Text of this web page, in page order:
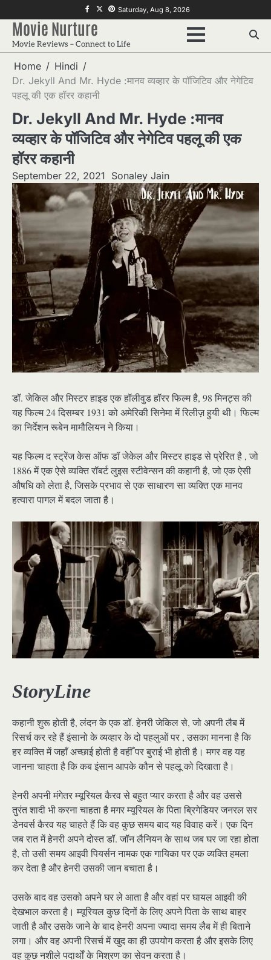
to
content
f twitterpinterest
Saturday, Aug 8, 2026
Movie Nurture
Movie Reviews – Connect to Life
Home
Hindi
Dr. Jekyll And Mr. Hyde :मानव व्यव्हार के पॉजिटिव और नेगेटिव
पहलू की एक हॉरर कहानी
Dr. Jekyll And Mr. Hyde :मानव
व्यव्हार के पॉजिटिव और नेगेटिव पहलू की एक
हॉरर कहानी
September 22, 2021 Sonaley Jain
डॉ. जेकिल और मिस्टर हाइड एक हॉलीवुड हॉरर फिल्म है, 98 मिनट्स की
यह फिल्म 24 दिसम्बर 1931 को अमेरिकी सिनेमा में रिलीज़ हुयी थी। फिल्म
का निर्देशन रूबेन मामौलियन ने किया।
यह फिल्म द स्ट्रेंज केस ऑफ डॉ जेकेल और मिस्टर हाइड से प्रेरित है , जो
1886 में एक ऐसे व्यक्ति रॉबर्ट लुइस स्टीवेन्सन की कहानी है, जो एक ऐसी
औषधि को लेता है, जिसके प्रभाव से एक साधारण सा व्यक्ति एक मानव
हत्यारा पागल में बदल जाता है।
StoryLine
कहानी शुरू होती है, लंदन के एक डॉ. हेनरी जेकिल से, जो अपनी लैब में
रिसर्च कर रहे हैं इंसानो के व्यव्हार के दो पहलुओं पर , उसका मानना है कि
हर व्यक्ति में जहाँ अच्छाई होती है वहीँ पर बुराई भी होती है। मगर वह यह
जानना चाहता है कि कब इंसान आपके कौन से पहलू को दिखाता है।
हेनरी अपनी मंगेतर म्यूरियल कैरव से बहुत प्यार करता है और वह उससे
तुरंत शादी भी करना चाहता है मगर म्यूरियल के पिता ब्रिगेडियर जनरल सर
डेनवर्स कैरव यह चाहते हैं कि वह कुछ समय बाद यह विवाह करें। एक दिन
जब रात में हेनरी अपने दोस्त डॉ. जॉन लैनियन के साथ जब घर जा रहा होता
है, तो उसी समय आइवी पियर्सन नामक एक गायिका पर एक व्यक्ति हमला
कर देता है और हेनरी उसकी जान बचाता है।
उसके बाद वह उसको अपने घर ले आता है और वहां पर घायल आइवी की
देखभाल करता है। म्यूरियल कुछ दिनों के लिए अपने पिता के साथ बाहर
जाती है और उसके जाने के बाद हेनरी अपना ज्यादा समय लैब में ही बिताने
लगा। और वह अपनी रिसर्च में खुद का ही उपयोग करता है और इसके लिए
वह कुछ नशीले पदार्थों के मिश्रण का सेवन करता है।